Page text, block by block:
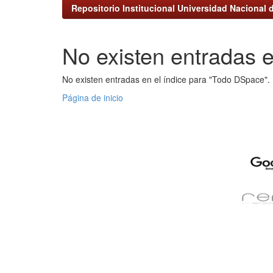
Repositorio Institucional Universidad Nacional
No existen entradas
No existen entradas en el índice para "Todo DSpace".
Página de inicio